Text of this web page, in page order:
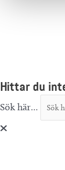
Hittar du
Sök här...